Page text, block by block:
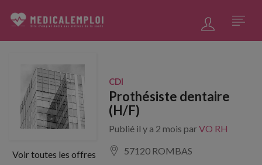
Voir toutes les offres
CDI
Prothésiste dentaire
(H/F)
Publié il y a 2 mois parVO RH
57120 ROMBAS